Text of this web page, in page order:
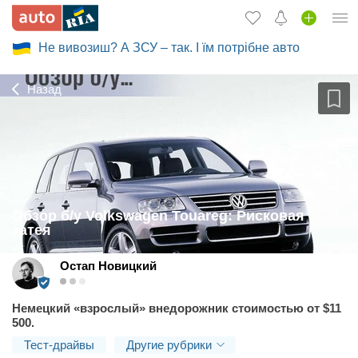
Вход в кабинет
Збір на авто для ЗСУ
Новые авто
Новости
Отзывы об авто
Все для авто
Загрузить приложение
Продать авто
Не вивозиш? А ЗСУ – так. І їм потрібне авто
Назад
Обзор б/у Volkswagen Touareg: Рисковая
затея
Остап Новицкий
2016-
24T08:00:00+03:00
Немецкий «взрослый» внедорожник стоимостью от $11
500.
Тест-драйвы
Другие рубрики